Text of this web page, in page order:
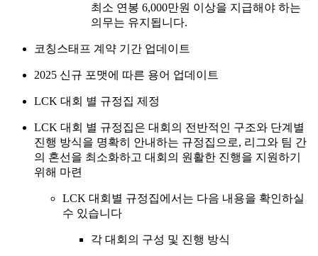
최소 연봉 6,000만원 이상을 지급해야 하는
의무는 유지됩니다.
코칭스태프 계약 기간 업데이트
2025 신규 포맷에 따른 용어 업데이트
LCK 대회 별 규정집 제정
LCK 대회 별 규정집은 대회의 전반적인 구조와 단계별
진행 방식을 명확히 안내하는 규정집으로, 리그와 팀 간
의 혼선을 최소화하고 대회의 원활한 진행을 지원하기
위해 마련
LCK 대회별 규정집에서는 다음 내용을 확인하실
수 있습니다
각 대회의 구성 및 진행 방식